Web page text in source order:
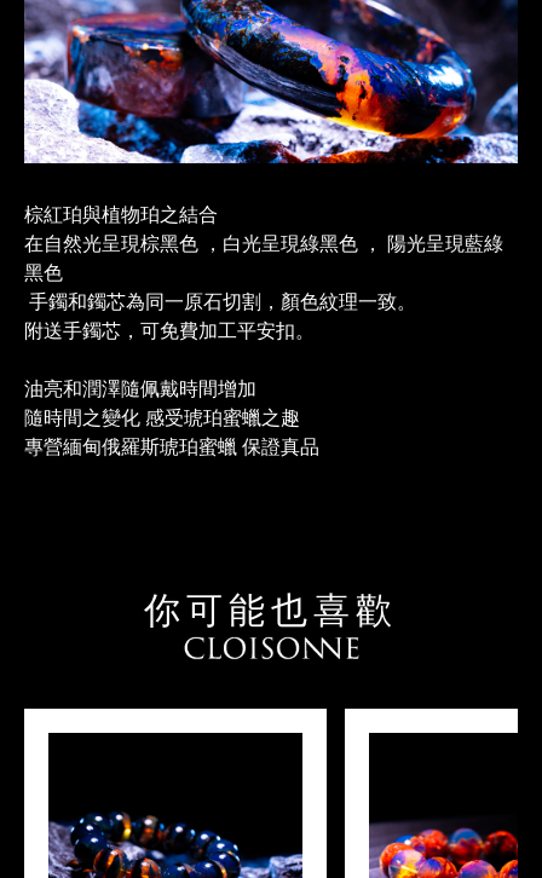
棕紅珀與植物珀之結合
在自然光呈現棕黑色 ，白光呈現綠黑色 ， 陽光呈現藍綠
黑色
手鐲和鐲芯為同一原石切割，顏色紋理一致。
附送手鐲芯，可免費加工平安扣。
油亮和潤澤隨佩戴時間增加
隨時間之變化 感受琥珀蜜蠟之趣
專營緬甸俄羅斯琥珀蜜蠟 保證真品
你可能也喜歡